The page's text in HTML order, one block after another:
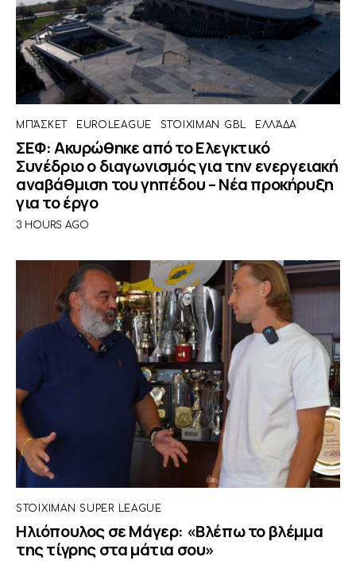
ΜΠΆΣΚΕΤ EUROLEAGUE STOIXIMAN GBL ΕΛΛΆΔΑ
ΣΕΦ: Ακυρώθηκε από το Ελεγκτικό
Συνέδριο ο διαγωνισμός για την ενεργειακή
αναβάθμιση του γηπέδου – Νέα προκήρυξη
για το έργο
3 HOURS AGO
STOIXIMAN SUPER LEAGUE
Ηλιόπουλος σε Μάγερ: «Βλέπω το βλέμμα
της τίγρης στα μάτια σου»